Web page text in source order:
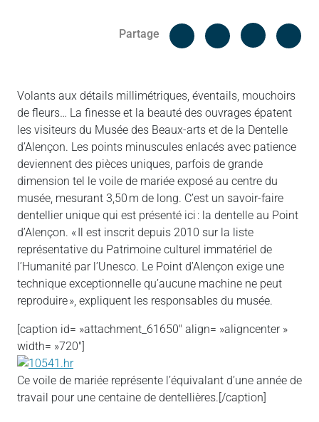
Partage
Facebook
Volants aux détails millimétriques, éventails, mouchoirs
de fleurs… La finesse et la beauté des ouvrages épatent
les visiteurs du Musée des Beaux-arts et de la Dentelle
d’Alençon. Les points minuscules enlacés avec patience
deviennent des pièces uniques, parfois de grande
dimension tel le voile de mariée exposé au centre du
musée, mesurant 3,50 m de long. C’est un savoir-faire
dentellier unique qui est présenté ici : la dentelle au Point
d’Alençon. « Il est inscrit depuis 2010 sur la liste
représentative du Patrimoine culturel immatériel de
l’Humanité par l’Unesco. Le Point d’Alençon exige une
technique exceptionnelle qu’aucune machine ne peut
reproduire », expliquent les responsables du musée.
[caption id= »attachment_61650″ align= »aligncenter »
width= »720″]
Ce voile de mariée représente l’équivalant d’une année de
travail pour une centaine de dentellières.[/caption]